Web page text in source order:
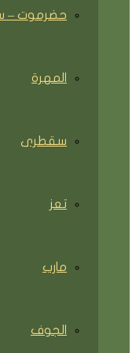
حضرموت – سيؤن
المهرة
سقطرى
مارب
الجوف